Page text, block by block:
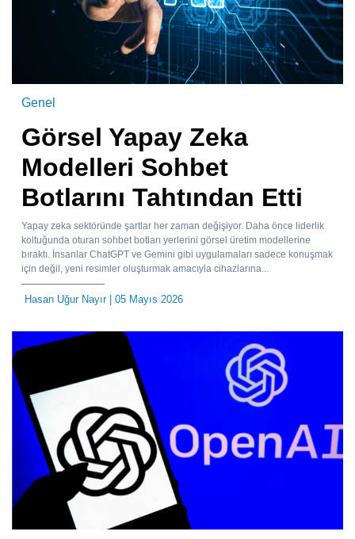
Genel
Görsel Yapay Zeka
Modelleri Sohbet
Botlarını Tahtından Etti
Yapay zeka sektöründe şartlar her zaman değişiyor. Daha önce liderlik
koltuğunda oturan sohbet botları yerlerini görsel üretim modellerine
bıraktı. İnsanlar ChatGPT ve Gemini gibi uygulamaları sadece konuşmak
için değil, yeni resimler oluşturmak amacıyla cihazlarına...
Hasan Uğur Nayır| 05 Mayıs 2026